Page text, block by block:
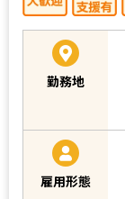
勤務地
雇用形態